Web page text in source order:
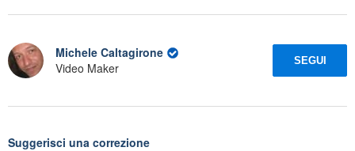
Michele Caltagirone
Video Maker
SEGUI
Suggerisci una correzione